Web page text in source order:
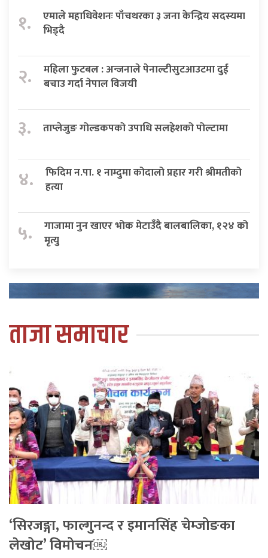
१.
एमाले महाधिवेशनः पाँचथरका ३ जना केन्द्रिय सदस्यमा
भिड्दै
२.
महिला फुटबल : अन्जनाले पेनाल्टीसुटआउटमा दुई
बचाउ गर्दा नेपाल विजयी
३. ताप्लेजुङ गोल्डकपको उपाधि सलहेशको पोल्टामा
४.
फिदिम न.पा. १ नाम्दुमा कोदालो प्रहार गरी श्रीमतीको
हत्या
५.
गाजामा नुन खाएर भोक मेटाउँदै बालबालिका, १२४ को
मृत्यु
ताजा समाचार
‘सिरजङ्गा, फाल्गुनन्द र इमानसिंह चेम्जोङका
लेखोट’ विमोचन￼